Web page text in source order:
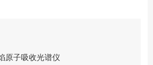
原子吸收光谱仪